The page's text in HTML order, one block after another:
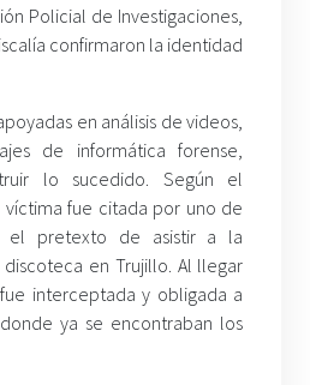
Policial de Investigaciones,
confirmaron la identidad
en análisis de videos,
de informática forense,
lo sucedido. Según el
víctima fue citada por uno de
el pretexto de asistir a la
en Trujillo. Al llegar
interceptada y obligada a
ya se encontraban los